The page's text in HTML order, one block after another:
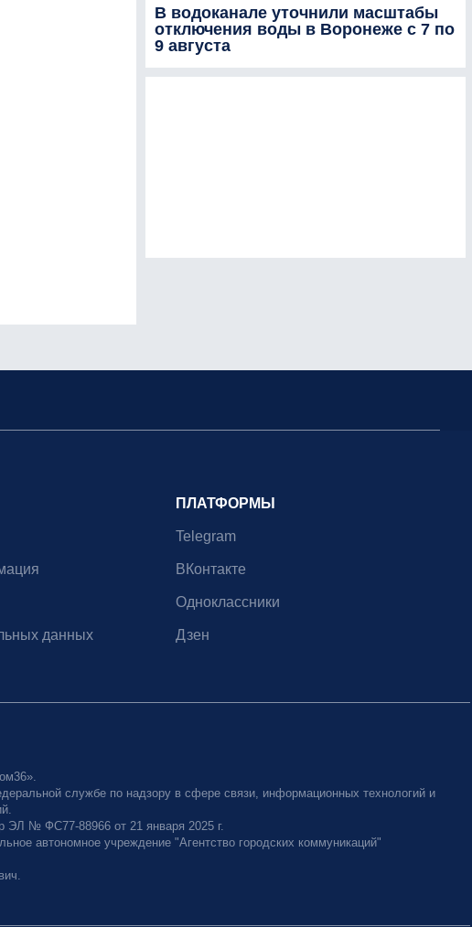
В водоканале уточнили масштабы
отключения воды в Воронеже с 7 по
9 августа
данных
ПЛАТФОРМЫ
Telegram
ВКонтакте
Одноклассники
Дзен
службе по надзору в сфере связи, информационных технологий и
ЭЛ № ФС77-88966 от 21 января 2025 г.
автономное учреждение "Агентство городских коммуникаций"